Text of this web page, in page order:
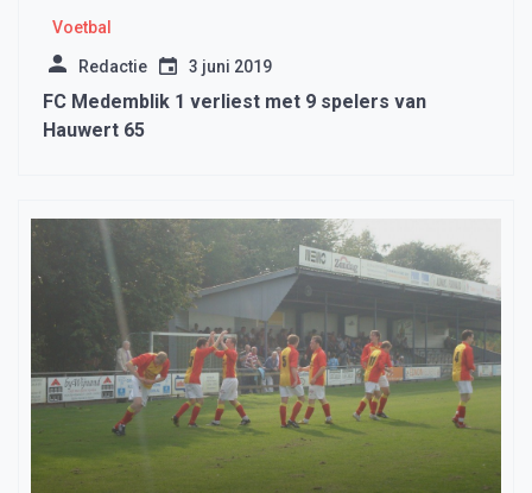
Voetbal
Redactie 3 juni 2019
FC Medemblik 1 verliest met 9 spelers van
Hauwert 65